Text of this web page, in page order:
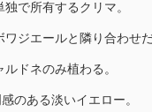
で所有するクリマ。
ワジエールと隣り合わせだ
ドネのみ植わる。
のある淡いイエロー。